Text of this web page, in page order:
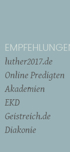
luther2017.de
Online Predigten
Akademien
EKD
Geistreich.de
Diakonie